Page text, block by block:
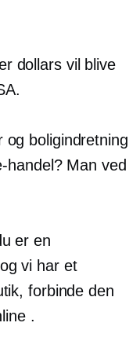
dollars vil blive
boligindretning
Man ved
er en
vi har et
forbinde den
.